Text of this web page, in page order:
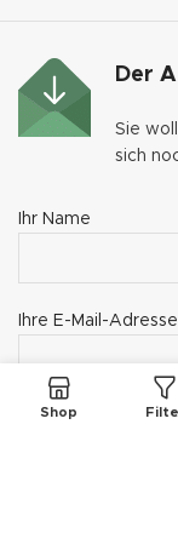
Der
Sie
sich
Ihr Name
Ihre E-Mail-Adresse
Shop